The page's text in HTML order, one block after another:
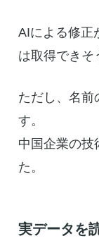
AIによる修正
は取得できそ
ただし、名前
す。
中国企業の技
た。
実データを